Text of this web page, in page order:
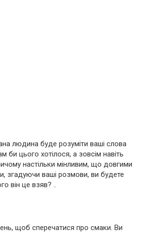
людина буде розуміти ваші слова
би цього хотілося, а зовсім навіть
настільки мінливим, що довгими
згадуючи ваші розмови, ви будете
він це взяв? ..
щоб сперечатися про смаки. Ви